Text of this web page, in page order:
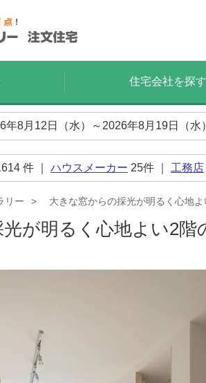
住宅会社を探す
8月12日（水）～2026年8月19日（
件 ｜ ハウスメーカー 25件 ｜ 工務店
リー 大きな窓からの採光が明るく心地
が明るく心地よい2階